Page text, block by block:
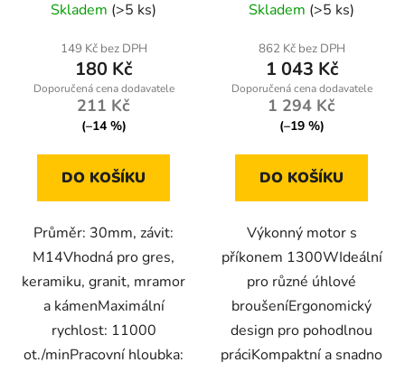
Skladem (>5 ks)
149 Kč bez DPH
180 Kč
211 Kč
(–14 %)
DO KOŠÍKU
Průměr: 30mm, závit:
M14Vhodná pro gres,
keramiku, granit, mramor
a kámenMaximální
rychlost: 11000
ot./minPracovní hloubka:
Skladem (>5 ks)
862 Kč bez DPH
1 043 Kč
1 294 Kč
(–19 %)
DO KOŠÍKU
Výkonný motor s
příkonem 1300WIdeální
pro různé úhlové
broušeníErgonomický
design pro pohodlnou
práciKompaktní a snadno